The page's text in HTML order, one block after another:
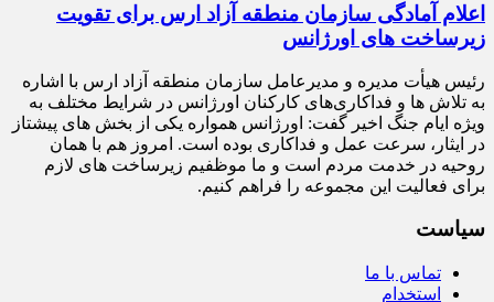
اعلام آمادگی سازمان منطقه آزاد ارس برای تقویت
زیرساخت‌ های اورژانس
رئیس هیأت‌ مدیره و مدیرعامل سازمان منطقه آزاد ارس با اشاره
به تلاش‌ ها و فداکاری‌های کارکنان اورژانس در شرایط مختلف به‌
ویژه ایام جنگ اخیر گفت: اورژانس همواره یکی از بخش‌ های پیشتاز
در ایثار، سرعت‌ عمل و فداکاری بوده است. امروز هم با همان
روحیه در خدمت مردم است و ما موظفیم زیرساخت‌ های لازم
برای فعالیت این مجموعه را فراهم کنیم.
سیاست
تماس با ما
استخدام